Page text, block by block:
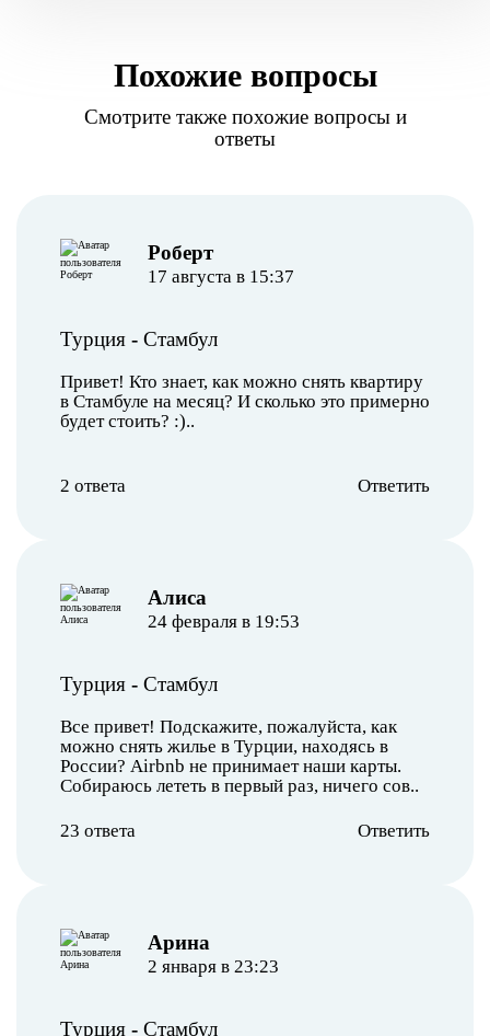
Похожие вопросы
Смотрите также похожие вопросы и
ответы
Роберт
17 августа в 15:37
Турция - Стамбул
Привет! Кто знает, как можно снять квартиру
в Стамбуле на месяц? И сколько это примерно
будет стоить? :)..
2 ответа Ответить
Алиса
24 февраля в 19:53
Турция - Стамбул
Все привет! Подскажите, пожалуйста, как
можно снять жилье в Турции, находясь в
России? Airbnb не принимает наши карты.
Собираюсь лететь в первый раз, ничего сов..
23 ответа Ответить
Арина
2 января в 23:23
Турция - Стамбул